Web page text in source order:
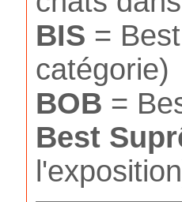
BIS =
catégorie)
BOB =
Best